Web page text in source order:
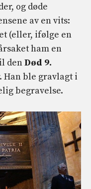
og døde
av en vits:
(eller, ifølge en
ham en
denDød 9.
Han ble gravlagt i
begravelse.